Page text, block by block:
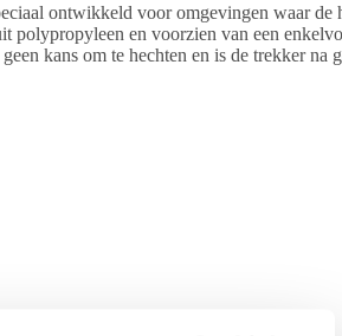
ontwikkeld voor omgevingen waar de
polypropyleen en voorzien van een
kans om te hechten en is de trekker na